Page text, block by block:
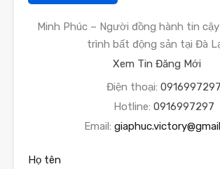
Minh Phúc – Người đồng hành tin
trình bất động sản tại Đà
Xem Tin Đăng Mới
Điện thoại: 0916997297
Hotline: 0916997297
Email:
Họ tên